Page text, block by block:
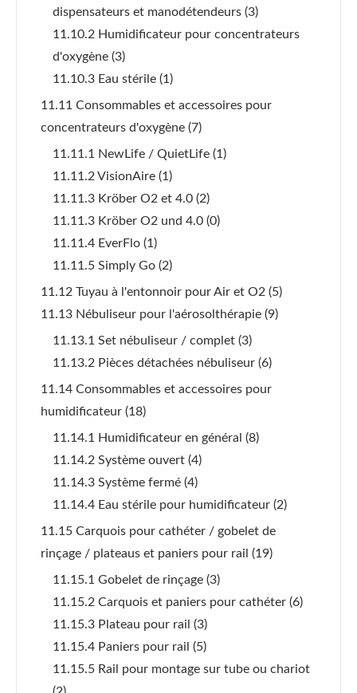
dispensateurs et manodétendeurs (3)
11.10.2 Humidificateur pour concentrateurs
d'oxygène (3)
11.10.3 Eau stérile (1)
11.11 Consommables et accessoires pour
concentrateurs d'oxygène (7)
11.11.1 NewLife / QuietLife (1)
11.11.2 VisionAire (1)
11.11.3 Kröber O2 et 4.0 (2)
11.11.3 Kröber O2 und 4.0 (0)
11.11.4 EverFlo (1)
11.11.5 Simply Go (2)
11.12 Tuyau à l'entonnoir pour Air et O2 (5)
11.13 Nébuliseur pour l'aérosolthérapie (9)
11.13.1 Set nébuliseur / complet (3)
11.13.2 Pièces détachées nébuliseur (6)
11.14 Consommables et accessoires pour
humidificateur (18)
11.14.1 Humidificateur en général (8)
11.14.2 Système ouvert (4)
11.14.3 Système fermé (4)
11.14.4 Eau stérile pour humidificateur (2)
11.15 Carquois pour cathéter / gobelet de
rinçage / plateaus et paniers pour rail (19)
11.15.1 Gobelet de rinçage (3)
11.15.2 Carquois et paniers pour cathéter (6)
11.15.3 Plateau pour rail (3)
11.15.4 Paniers pour rail (5)
11.15.5 Rail pour montage sur tube ou chariot